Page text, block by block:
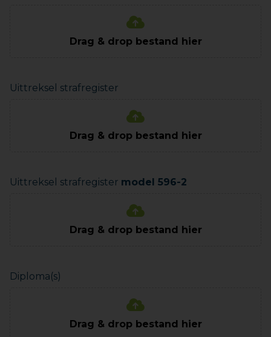
Drag & drop bestand hier
Uittreksel strafregister
Drag & drop bestand hier
Uittreksel strafregister model 596-2
Drag & drop bestand hier
Diploma(s)
Drag & drop bestand hier